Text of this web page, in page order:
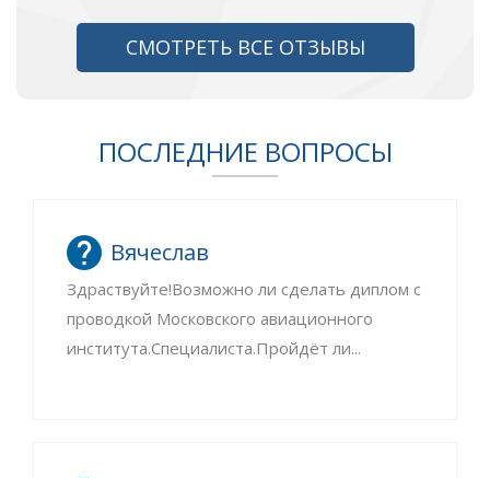
СМОТРЕТЬ ВСЕ ОТЗЫВЫ
ПОСЛЕДНИЕ ВОПРОСЫ
Вячеслав
Здраствуйте!Возможно ли сделать диплом с
проводкой Московского авиационного
института.Специалиста.Пройдёт ли...